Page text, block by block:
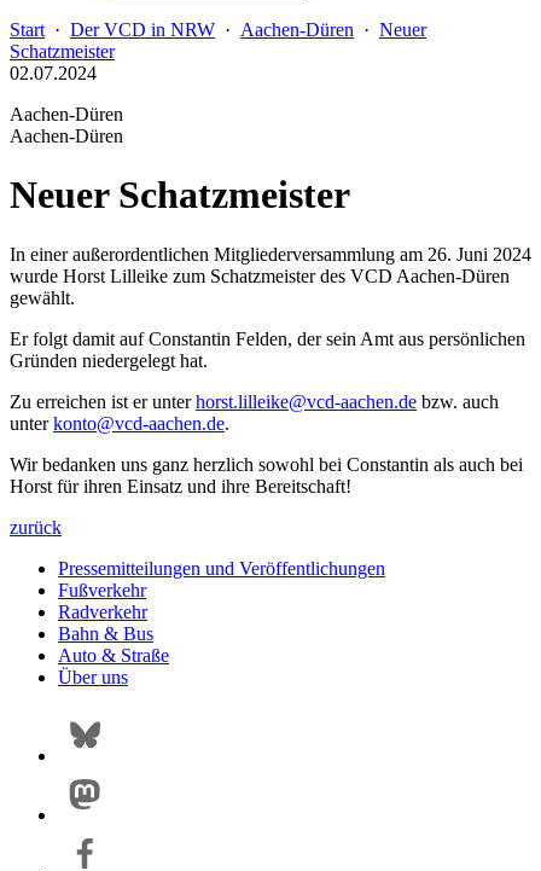
Start · Der VCD in NRW · Aachen-Düren · Neuer
Schatzmeister
02.07.2024
Aachen-Düren
Aachen-Düren
Neuer Schatzmeister
In einer außerordentlichen Mitgliederversammlung am 26. Juni 2024
wurde Horst Lilleike zum Schatzmeister des VCD Aachen-Düren
gewählt.
Er folgt damit auf Constantin Felden, der sein Amt aus persönlichen
Gründen niedergelegt hat.
Zu erreichen ist er unterhorst.lilleike@vcd-aachen.de bzw. auch
unterkonto@vcd-aachen.de.
Wir bedanken uns ganz herzlich sowohl bei Constantin als auch bei
Horst für ihren Einsatz und ihre Bereitschaft!
zurück
Pressemitteilungen und Veröffentlichungen
Fußverkehr
Radverkehr
Bahn & Bus
Auto & Straße
Über uns